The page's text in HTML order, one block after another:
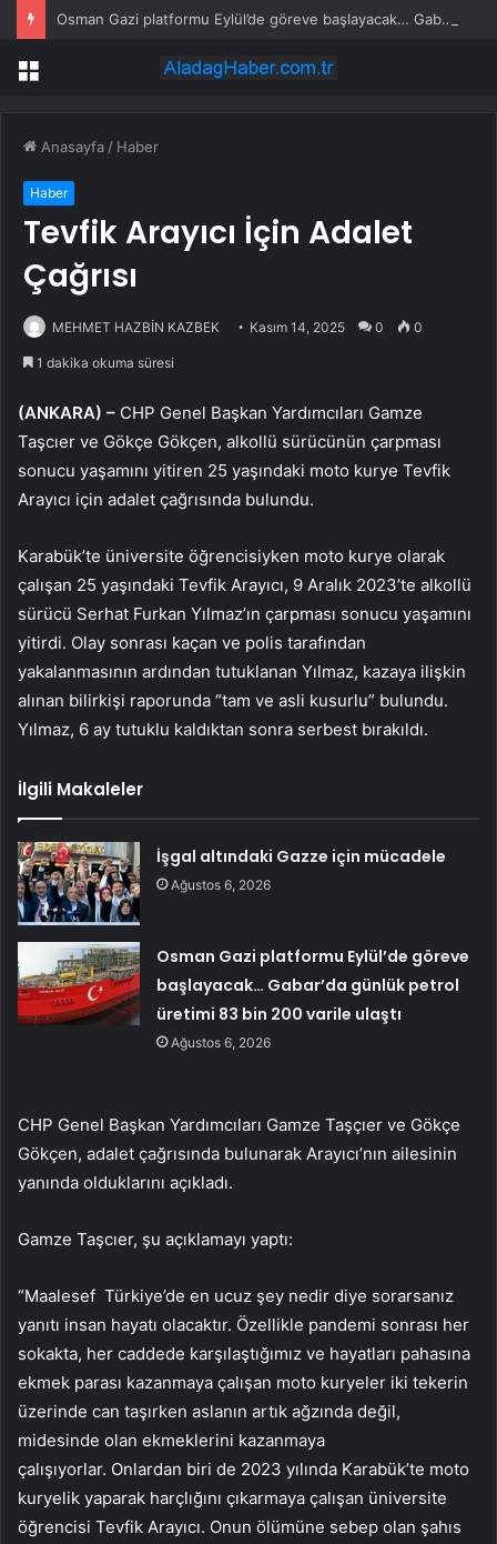
Osman Gazi platformu Eylül’de göreve başlayacak… Gabar’da günlük petrol üretimi 83 bin 200 varile ulaştı
Menü
Anasayfa / Haber
Haber
Tevfik Arayıcı İçin Adalet
Çağrısı
MEHMET HAZBİN KAZBEK Kasım 14, 2025 0 0
1 dakika okuma süresi
(ANKARA) – CHP Genel Başkan Yardımcıları Gamze
Taşcıer ve Gökçe Gökçen, alkollü sürücünün çarpması
sonucu yaşamını yitiren 25 yaşındaki moto kurye Tevfik
Arayıcı için adalet çağrısında bulundu.
Karabük’te üniversite öğrencisiyken moto kurye olarak
çalışan 25 yaşındaki Tevfik Arayıcı, 9 Aralık 2023’te alkollü
sürücü Serhat Furkan Yılmaz’ın çarpması sonucu yaşamını
yitirdi. Olay sonrası kaçan ve polis tarafından
yakalanmasının ardından tutuklanan Yılmaz, kazaya ilişkin
alınan bilirkişi raporunda “tam ve asli kusurlu” bulundu.
Yılmaz, 6 ay tutuklu kaldıktan sonra serbest bırakıldı.
İlgili Makaleler
İşgal altındaki Gazze için mücadele
Ağustos 6, 2026
Osman Gazi platformu Eylül’de göreve
başlayacak… Gabar’da günlük petrol
üretimi 83 bin 200 varile ulaştı
Ağustos 6, 2026
CHP Genel Başkan Yardımcıları Gamze Taşçıer ve Gökçe
Gökçen, adalet çağrısında bulunarak Arayıcı’nın ailesinin
yanında olduklarını açıkladı.
Gamze Taşcıer, şu açıklamayı yaptı:
“Maalesef Türkiye’de en ucuz şey nedir diye sorarsanız
yanıtı insan hayatı olacaktır. Özellikle pandemi sonrası her
sokakta, her caddede karşılaştığımız ve hayatları pahasına
ekmek parası kazanmaya çalışan moto kuryeler iki tekerin
üzerinde can taşırken aslanın artık ağzında değil,
midesinde olan ekmeklerini kazanmaya
çalışıyorlar. Onlardan biri de 2023 yılında Karabük’te moto
kuryelik yaparak harçlığını çıkarmaya çalışan üniversite
öğrencisi Tevfik Arayıcı. Onun ölümüne sebep olan şahıs